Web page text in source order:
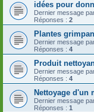
idées pour
Dernier message
Réponses : 2
Plantes
Dernier message
Réponses : 4
Produit
Dernier message
Réponses : 4
Nettoyage d'un
Dernier message
Réponses : 1